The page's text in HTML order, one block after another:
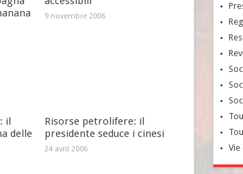
9 novembre 2006
il
delle
Risorse petrolifere: il
presidente seduce i cinesi
24 avril 2006